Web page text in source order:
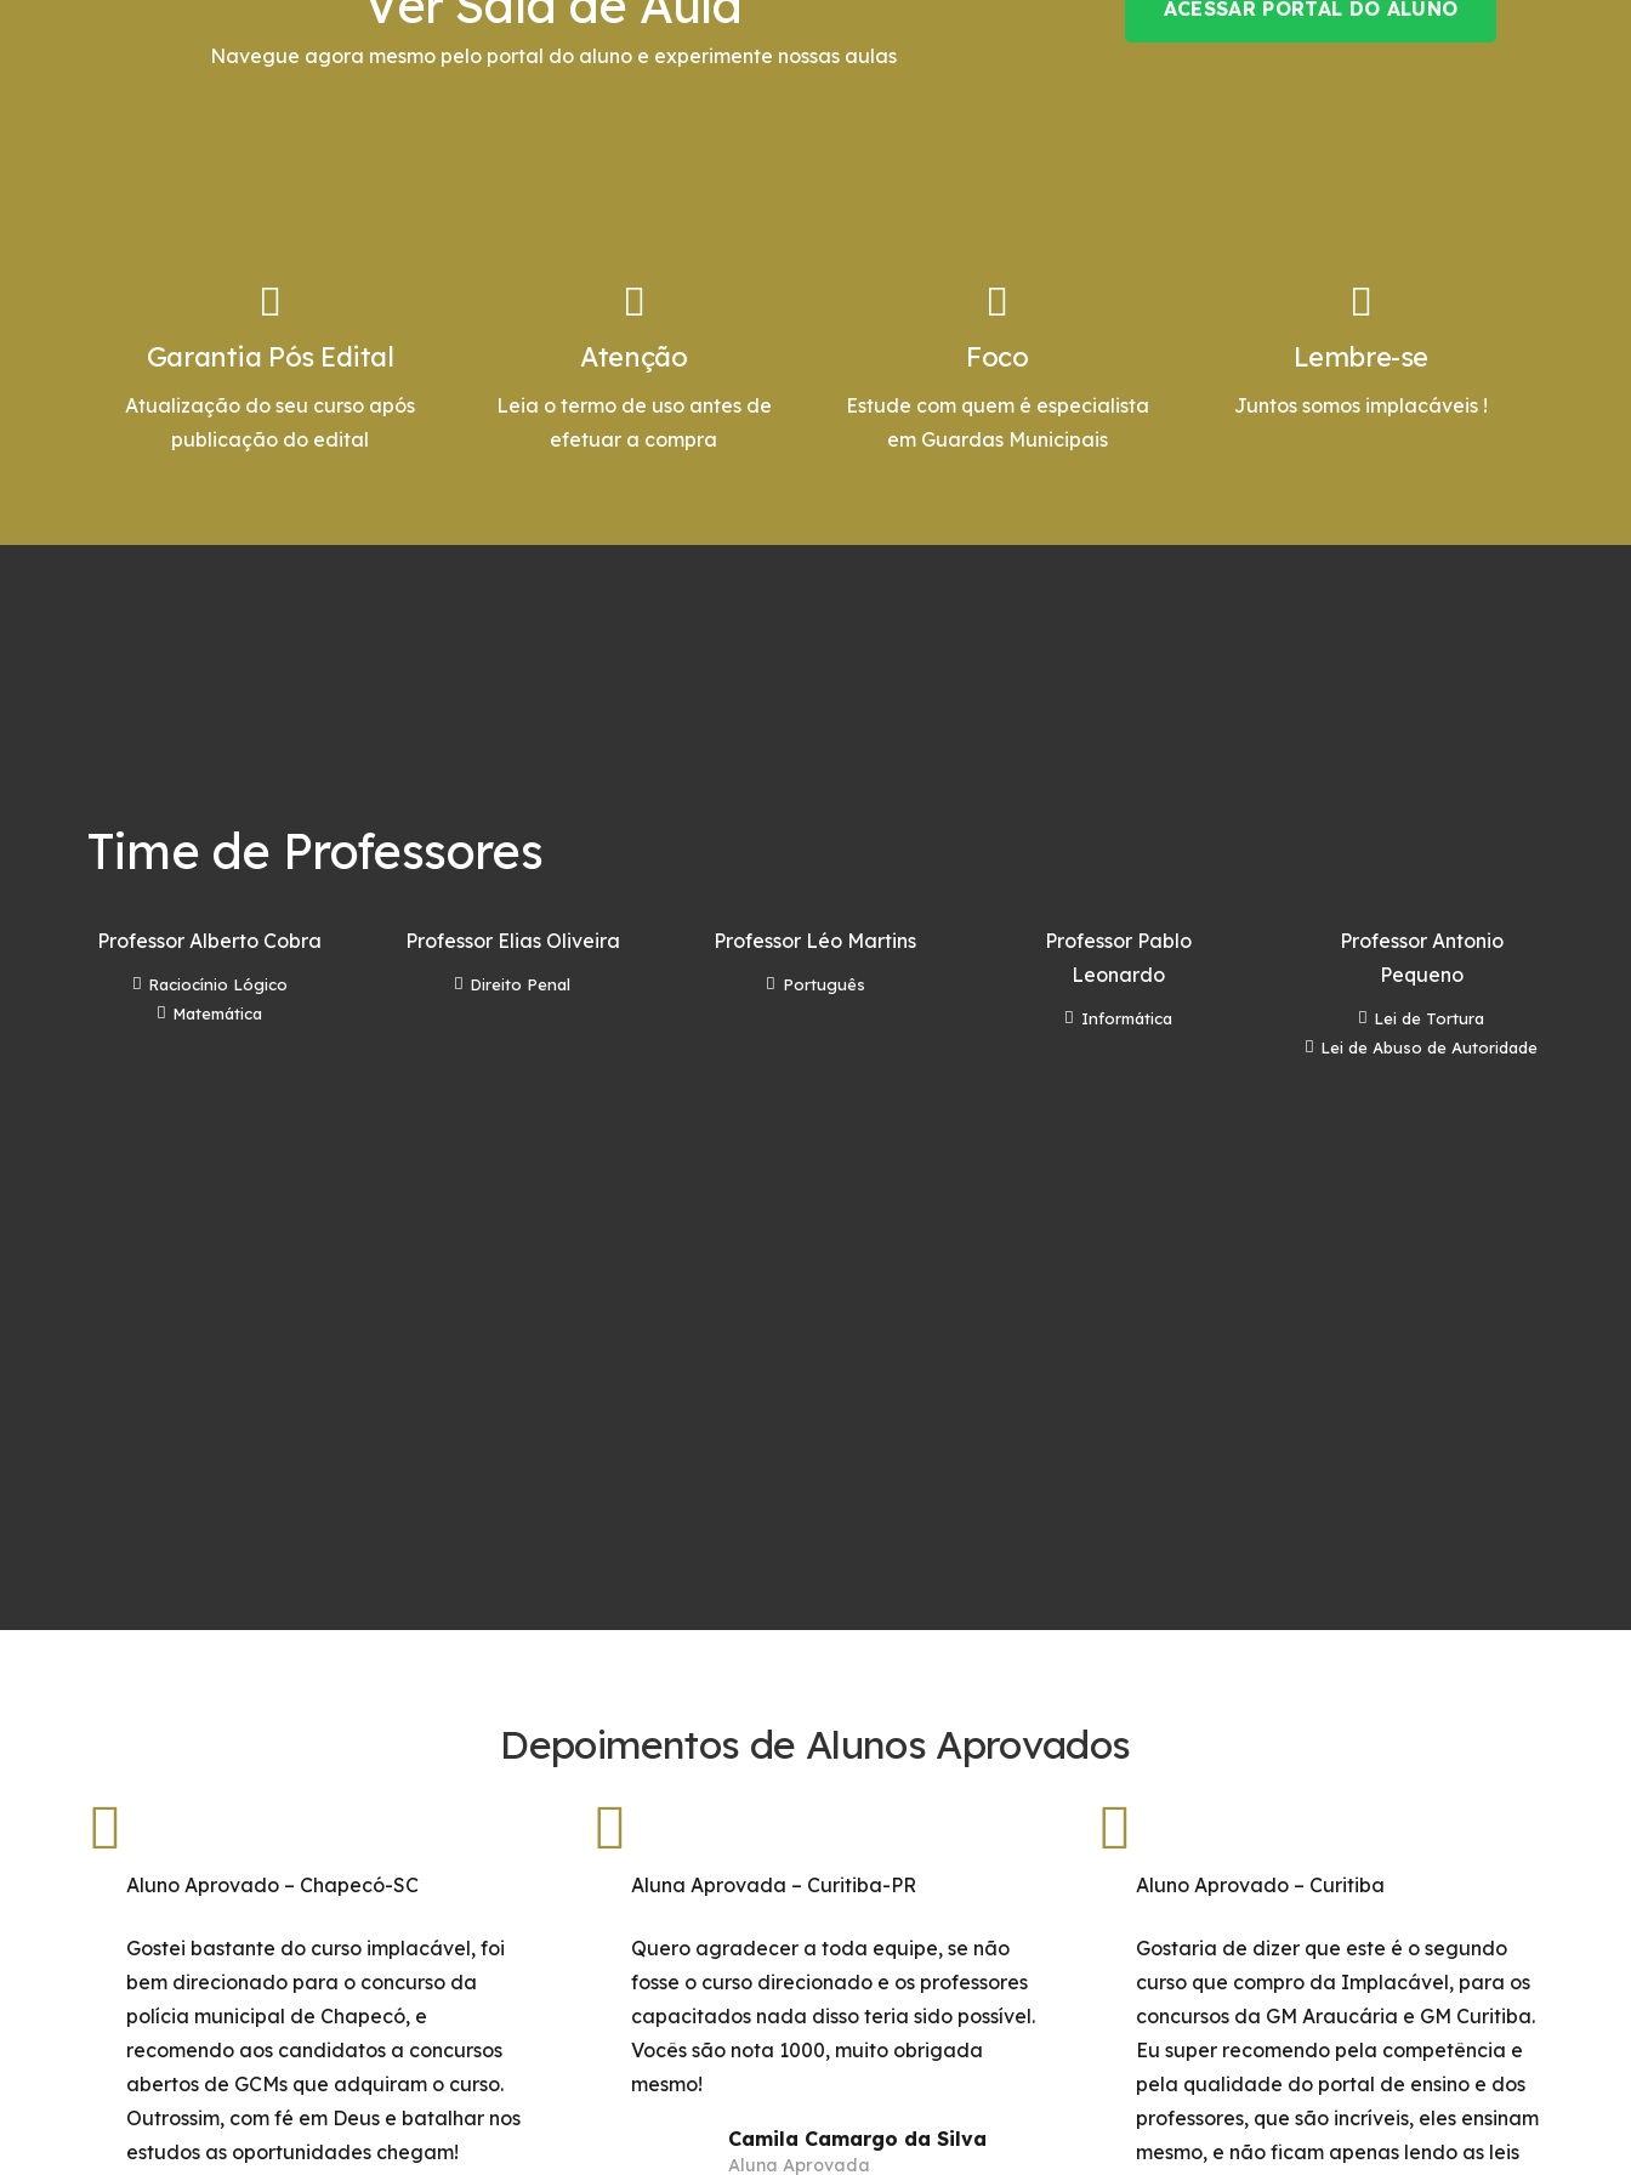
Navegue agora mesmo pelo portal do aluno e experimente nossas aulas
ACESSAR PORTAL DO ALUNO
Garantia Pós Edital
Atualização do seu curso após
publicação do edital
Atenção
Leia o termo de uso antes de
efetuar a compra
Foco
Estude com quem é especialista
em Guardas Municipais
Lembre-se
Juntos somos implacáveis !
Time de Professores
Professor Alberto Cobra
Raciocínio Lógico
Matemática
Professor Elias Oliveira
Direito Penal
Professor Léo Martins
Português
Professor Pablo
Leonardo
Informática
Professor Antonio
Pequeno
Lei de Tortura
Lei de Abuso de Autoridade
Depoimentos de Alunos Aprovados
Aluno Aprovado – Chapecó-SC
Gostei bastante do curso implacável, foi
bem direcionado para o concurso da
polícia municipal de Chapecó, e
recomendo aos candidatos a concursos
abertos de GCMs que adquiram o curso.
Outrossim, com fé em Deus e batalhar nos
estudos as oportunidades chegam!
Aluna Aprovada – Curitiba-PR
Quero agradecer a toda equipe, se não
fosse o curso direcionado e os professores
capacitados nada disso teria sido possível.
Vocês são nota 1000, muito obrigada
mesmo!
Camila Camargo da Silva
Aluna Aprovada
Aluno Aprovado – Curitiba
Gostaria de dizer que este é o segundo
curso que compro da Implacável, para os
concursos da GM Araucária e GM Curitiba.
Eu super recomendo pela competência e
pela qualidade do portal de ensino e dos
professores, que são incríveis, eles ensinam
mesmo, e não ficam apenas lendo as leis